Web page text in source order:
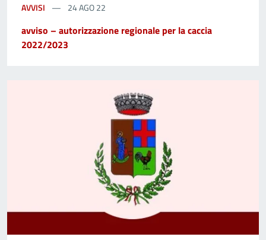
AVVISI 24 AGO 22
avviso – autorizzazione regionale per la caccia
2022/2023